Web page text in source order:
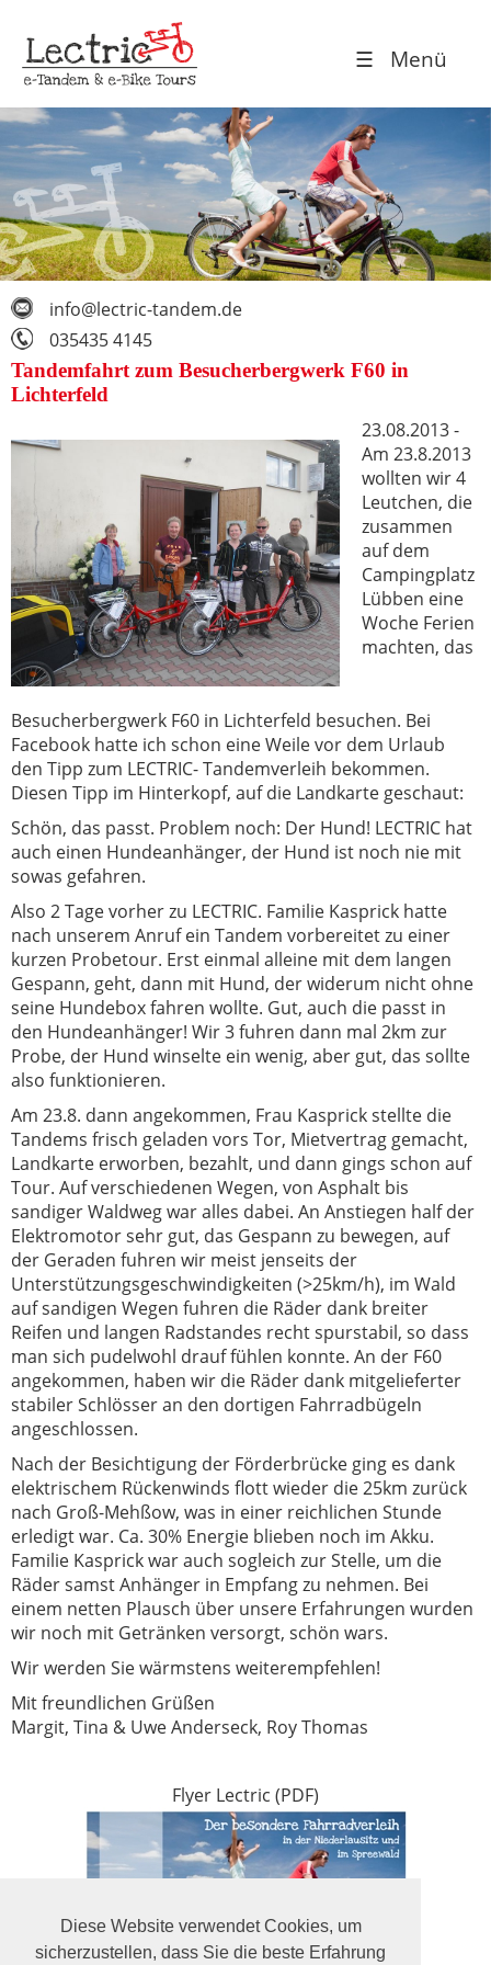
Diese Website verwendet Cookies, um
sicherzustellen, dass Sie die beste Erfahrung
☰ Menü
info@lectric-tandem.de
035435 4145
Tandemfahrt zum Besucherbergwerk F60 in
Lichterfeld
23.08.2013 -
Am 23.8.2013
wollten wir 4
Leutchen, die
zusammen
auf dem
Campingplatz
Lübben eine
Woche Ferien
machten, das
Besucherbergwerk F60 in Lichterfeld besuchen. Bei
Facebook hatte ich schon eine Weile vor dem Urlaub
den Tipp zum LECTRIC- Tandemverleih bekommen.
Diesen Tipp im Hinterkopf, auf die Landkarte geschaut:
Schön, das passt. Problem noch: Der Hund! LECTRIC hat
auch einen Hundeanhänger, der Hund ist noch nie mit
sowas gefahren.
Also 2 Tage vorher zu LECTRIC. Familie Kasprick hatte
nach unserem Anruf ein Tandem vorbereitet zu einer
kurzen Probetour. Erst einmal alleine mit dem langen
Gespann, geht, dann mit Hund, der widerum nicht ohne
seine Hundebox fahren wollte. Gut, auch die passt in
den Hundeanhänger! Wir 3 fuhren dann mal 2km zur
Probe, der Hund winselte ein wenig, aber gut, das sollte
also funktionieren.
Am 23.8. dann angekommen, Frau Kasprick stellte die
Tandems frisch geladen vors Tor, Mietvertrag gemacht,
Landkarte erworben, bezahlt, und dann gings schon auf
Tour. Auf verschiedenen Wegen, von Asphalt bis
sandiger Waldweg war alles dabei. An Anstiegen half der
Elektromotor sehr gut, das Gespann zu bewegen, auf
der Geraden fuhren wir meist jenseits der
Unterstützungsgeschwindigkeiten (>25km/h), im Wald
auf sandigen Wegen fuhren die Räder dank breiter
Reifen und langen Radstandes recht spurstabil, so dass
man sich pudelwohl drauf fühlen konnte. An der F60
angekommen, haben wir die Räder dank mitgelieferter
stabiler Schlösser an den dortigen Fahrradbügeln
angeschlossen.
Nach der Besichtigung der Förderbrücke ging es dank
elektrischem Rückenwinds flott wieder die 25km zurück
nach Groß-Mehßow, was in einer reichlichen Stunde
erledigt war. Ca. 30% Energie blieben noch im Akku.
Familie Kasprick war auch sogleich zur Stelle, um die
Räder samst Anhänger in Empfang zu nehmen. Bei
einem netten Plausch über unsere Erfahrungen wurden
wir noch mit Getränken versorgt, schön wars.
Wir werden Sie wärmstens weiterempfehlen!
Mit freundlichen Grüßen
Margit, Tina & Uwe Anderseck, Roy Thomas
Flyer Lectric (PDF)